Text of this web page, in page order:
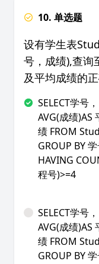
10. 单选题
设有学生表
号，成绩),查询
及平均成绩的
SELECT学号，
AVG(成绩)AS
绩 FROM
GROUP BY
HAVING
程号)>=4
SELECT学号，
AVG(成绩)AS
绩 FROM
GROUP BY